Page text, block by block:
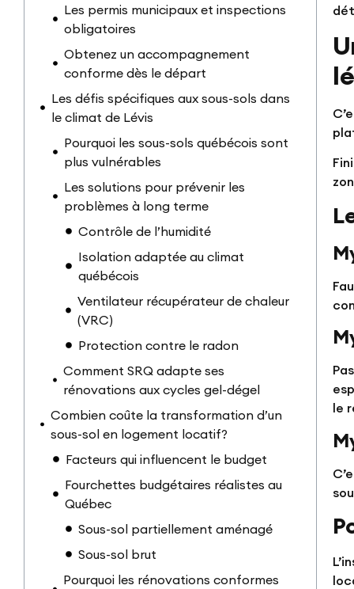
Les permis municipaux et inspections
obligatoires
Obtenez un accompagnement
conforme dès le départ
Les défis spécifiques aux sous-sols dans
le climat de Lévis
Pourquoi les sous-sols québécois sont
plus vulnérables
Les solutions pour prévenir les
problèmes à long terme
Contrôle de l’humidité
Isolation adaptée au climat
québécois
Ventilateur récupérateur de chaleur
(VRC)
Protection contre le radon
Comment SRQ adapte ses
rénovations aux cycles gel-dégel
Combien coûte la transformation d’un
sous-sol en logement locatif?
Facteurs qui influencent le budget
Fourchettes budgétaires réalistes au
Québec
Sous-sol partiellement aménagé
Sous-sol brut
Pourquoi les rénovations conformes
le